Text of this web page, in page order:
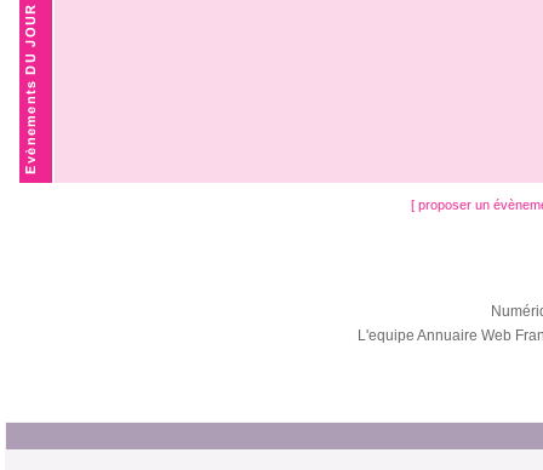
[ proposer un
L'equipe Annuaire Web